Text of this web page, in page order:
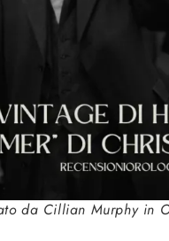
da Cillian Murphy in